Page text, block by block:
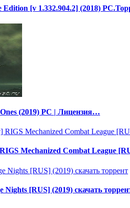
[v 1.332.904.2] (2018)
(2019) PC | Лицензия…
Mechanized Combat League
[RUS] (2019) скачать